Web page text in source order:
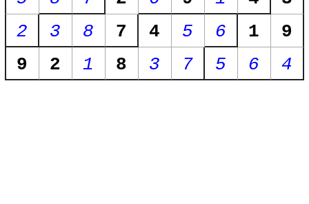
2
3 8 7 4 5 6 1
9
9
2 1 8 3 7 5 6 4